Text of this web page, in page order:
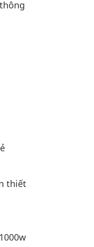
thiết